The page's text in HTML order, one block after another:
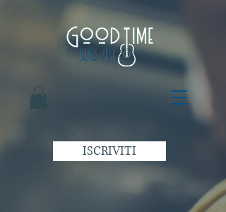
ISCRIVITI